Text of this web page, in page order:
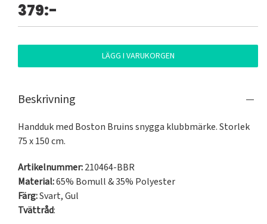
379:-
LÄGG I VARUKORGEN
Beskrivning
Handduk med Boston Bruins snygga klubbmärke. Storlek
75 x 150 cm.
Artikelnummer:210464-BBR
Material:65% Bomull & 35% Polyester
Färg:Svart,Gul
Tvättråd: